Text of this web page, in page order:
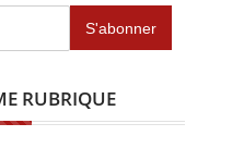
RUBRIQUE